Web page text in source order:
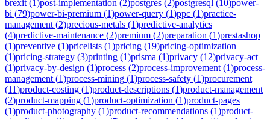
brexit (1)post-implementation (2)postgres (2)postgresql (10)power-
bi (79)power-bi-premium (1)power-query (1)ppc (1)practice-
management (2)precious-metals (1)predictive-analytics
(4)predictive-maintenance (2)premium (2)preparation (1)prestashop
(1)preventive (1)pricelists (1)pricing (19)pricing-optimization
(1)pricing-strategy (3)printing (1)prisma (1)privacy (12)privacy-act
(1)privacy-by-design (1)process (2)process-improvement (1)process-
management (1)process-mining (1)process-safety (1)procurement
(11)product-costing (1)product-descriptions (1)product-management
(2)product-mapping (1)product-optimization (1)product-pages
(1)product-photography (1)product-recommendations (1)product-